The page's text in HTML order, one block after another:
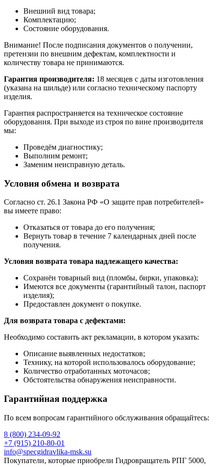
Внешний вид товара;
Комплектацию;
Состояние оборудования.
Внимание! После подписания документов о получении,
претензии по внешним дефектам, комплектности и
количеству товара не принимаются.
Гарантия производителя: 18 месяцев с даты изготовления
(указана на шильде) или согласно техническому паспорту
изделия.
Гарантия распространяется на техническое состояние
оборудования. При выходе из строя по вине производителя
мы:
Проведём диагностику;
Выполним ремонт;
Заменим неисправную деталь.
Условия обмена и возврата
Согласно ст. 26.1 Закона РФ «О защите прав потребителей»
вы имеете право:
Отказаться от товара до его получения;
Вернуть товар в течение 7 календарных дней после
получения.
Условия возврата товара надлежащего качества:
Сохранён товарный вид (пломбы, бирки, упаковка);
Имеются все документы (гарантийный талон, паспорт
изделия);
Предоставлен документ о покупке.
Для возврата товара с дефектами:
Необходимо составить акт рекламации, в котором указать:
Описание выявленных недостатков;
Технику, на которой использовалось оборудование;
Количество отработанных моточасов;
Обстоятельства обнаружения неисправности.
Гарантийная поддержка
По всем вопросам гарантийного обслуживания обращайтесь:
8 (800) 234-09-92
+7 (915) 210-80-01
info@specgidravlika-msk.su
Покупатели, которые приобрели Гидровращатель РПГ 5000,